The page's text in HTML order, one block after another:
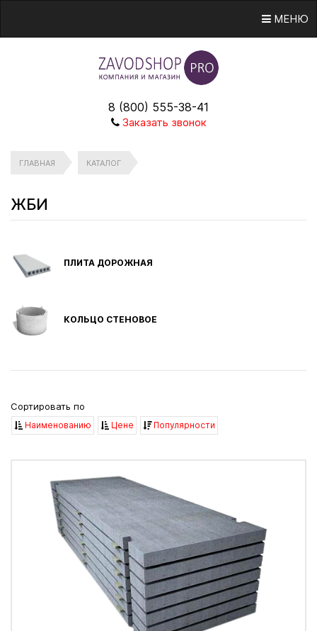
МЕНЮ
8 (800) 555-38-41
Заказать звонок
ГЛАВНАЯ КАТАЛОГ
ЖБИ
ПЛИТА ДОРОЖНАЯ
КОЛЬЦО СТЕНОВОЕ
Сортировать по
Наименованию Цене Популярности